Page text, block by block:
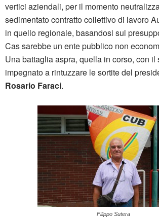
vertici aziendali, per il momento
sedimentato contratto collettivo di lavoro
in quello regionale, basandosi sul
Cas sarebbe un ente pubblico non
Una battaglia aspra, quella in corso, con il
impegnato a rintuzzare le sortite del
Rosario Faraci.
Filippo Sutera